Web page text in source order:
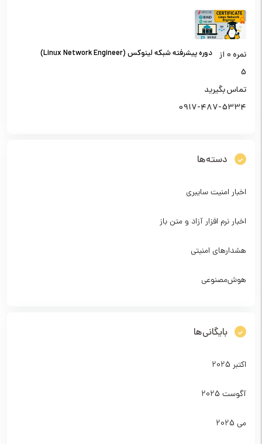
دوره پیشرفته شبکه لینوکس (Linux Network Engineer) نمره0 از
5
تماس بگیرید
0917-487-5334
دسته‌ها
اخبار امنیت سایبری
اخبار نرم افزار آزاد و متن باز
هشدارهای امنیتی
هوش‌مصنوعی
بایگانی‌ها
اکتبر 2025
آگوست 2025
می 2025